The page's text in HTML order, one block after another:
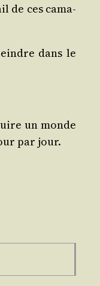
de ces cama­
dans le
un monde
par jour.